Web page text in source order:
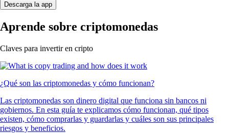
Descarga la app
Aprende sobre criptomonedas
Claves para invertir en cripto
¿Qué son las criptomonedas y cómo funcionan?
Las criptomonedas son dinero digital que funciona sin bancos ni
gobiernos. En esta guía te explicamos cómo funcionan, qué tipos
existen, cómo comprarlas y guardarlas y cuáles son sus principales
riesgos y beneficios.